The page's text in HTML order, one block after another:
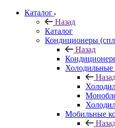
Каталог
Назад
Каталог
Кондиционеры
Назад
Холодильные
Мобильные